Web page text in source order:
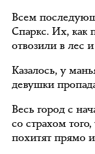
Всем
Спаркс. Их, как
отвозили в лес
Казалось, у
девушки
Весь город с
со страхом того,
похитят прямо